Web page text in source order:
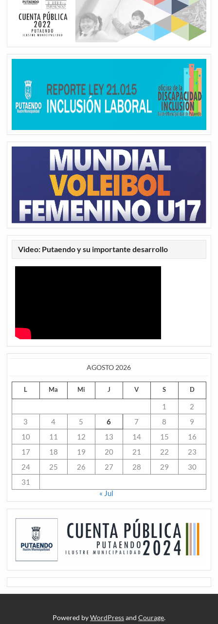
Video: Putaendo y su importante desarrollo
AGOSTO 2026
L Ma Mi J V S D
1
2
3
4 5 6 7 8
9
10
11 12 13 14 15
16
17
18 19 20 21 22
23
24
25 26 27 28 29
30
31
« Jul
Powered byWordPressand Courage.